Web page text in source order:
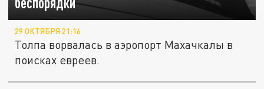
29 ОКТЯБРЯ 21:16
Толпа ворвалась в аэропорт Махачкалы в
поисках евреев.